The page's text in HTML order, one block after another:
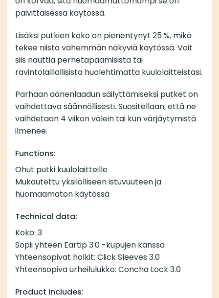
päivittäisessä käytössä.
Lisäksi putkien koko on pienentynyt 25 %, mikä
tekee niistä vähemmän näkyviä käytössä. Voit
siis nauttia perhetapaamisista tai
ravintolaillallisista huolehtimatta kuulolaitteistasi.
Parhaan äänenlaadun säilyttämiseksi putket on
vaihdettava säännöllisesti. Suositellaan, että ne
vaihdetaan 4 viikon välein tai kun värjäytymistä
ilmenee.
Functions:
Ohut putki kuulolaitteille
Mukautettu yksilölliseen istuvuuteen ja
huomaamaton käytössä
Technical data:
Koko: 3
Sopii yhteen Eartip 3.0 -kupujen kanssa
Yhteensopivat holkit: Click Sleeves 3.0
Yhteensopiva urheilulukko: Concha Lock 3.0
Product includes: